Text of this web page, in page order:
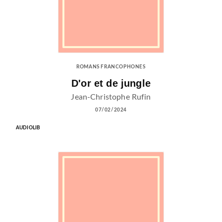
ROMANS FRANCOPHONES
D'or et de jungle
Jean-Christophe Rufin
07/02/2024
AUDIOLIB